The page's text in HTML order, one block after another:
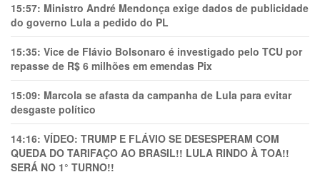
15:57: Ministro André Mendonça exige dados de publicidade
do governo Lula a pedido do PL
15:35: Vice de Flávio Bolsonaro é investigado pelo TCU por
repasse de R$ 6 milhões em emendas Pix
15:09: Marcola se afasta da campanha de Lula para evitar
desgaste político
14:16: VÍDEO: TRUMP E FLÁVIO SE DESESPERAM COM
QUEDA DO TARIFAÇO AO BRASIL!! LULA RINDO À TOA!!
SERÁ NO 1° TURNO!!